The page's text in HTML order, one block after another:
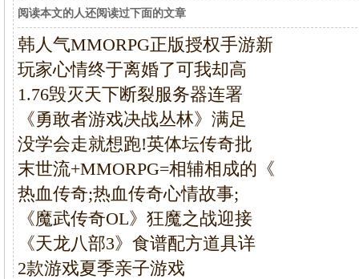
阅读本文的人还阅读过下面的文章
韩人气MMORPG正版授权手游新
玩家心情终于离婚了可我却高
1.76毁灭天下断裂服务器连署
《勇敢者游戏决战丛林》满足
没学会走就想跑!英体坛传奇批
末世流+MMORPG=相辅相成的《
热血传奇;热血传奇心情故事;
《魔武传奇OL》狂魔之战迎接
《天龙八部3》食谱配方道具详
2款游戏夏季亲子游戏